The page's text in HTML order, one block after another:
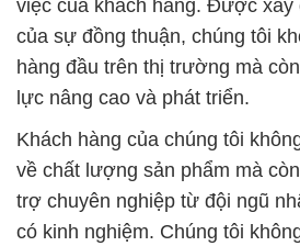
việc của khách hàng. Được xây
của sự đồng thuận, chúng tôi
hàng đầu trên thị trường mà
lực nâng cao và phát triển.
Khách hàng của chúng tôi
về chất lượng sản phẩm mà
trợ chuyên nghiệp từ đội ngũ
có kinh nghiệm. Chúng tôi